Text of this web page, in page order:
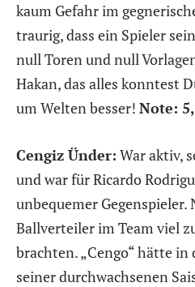
kaum Gefahr im
traurig, dass ein Spieler
null Toren und null
Hakan, das alles konntest
um Welten besser! Note:
Cengiz Ünder: War aktiv,
und war für Ricardo
unbequemer Gegenspieler.
Ballverteiler im Team viel
brachten. „Cengo“ hätte
seiner durchwachsenen